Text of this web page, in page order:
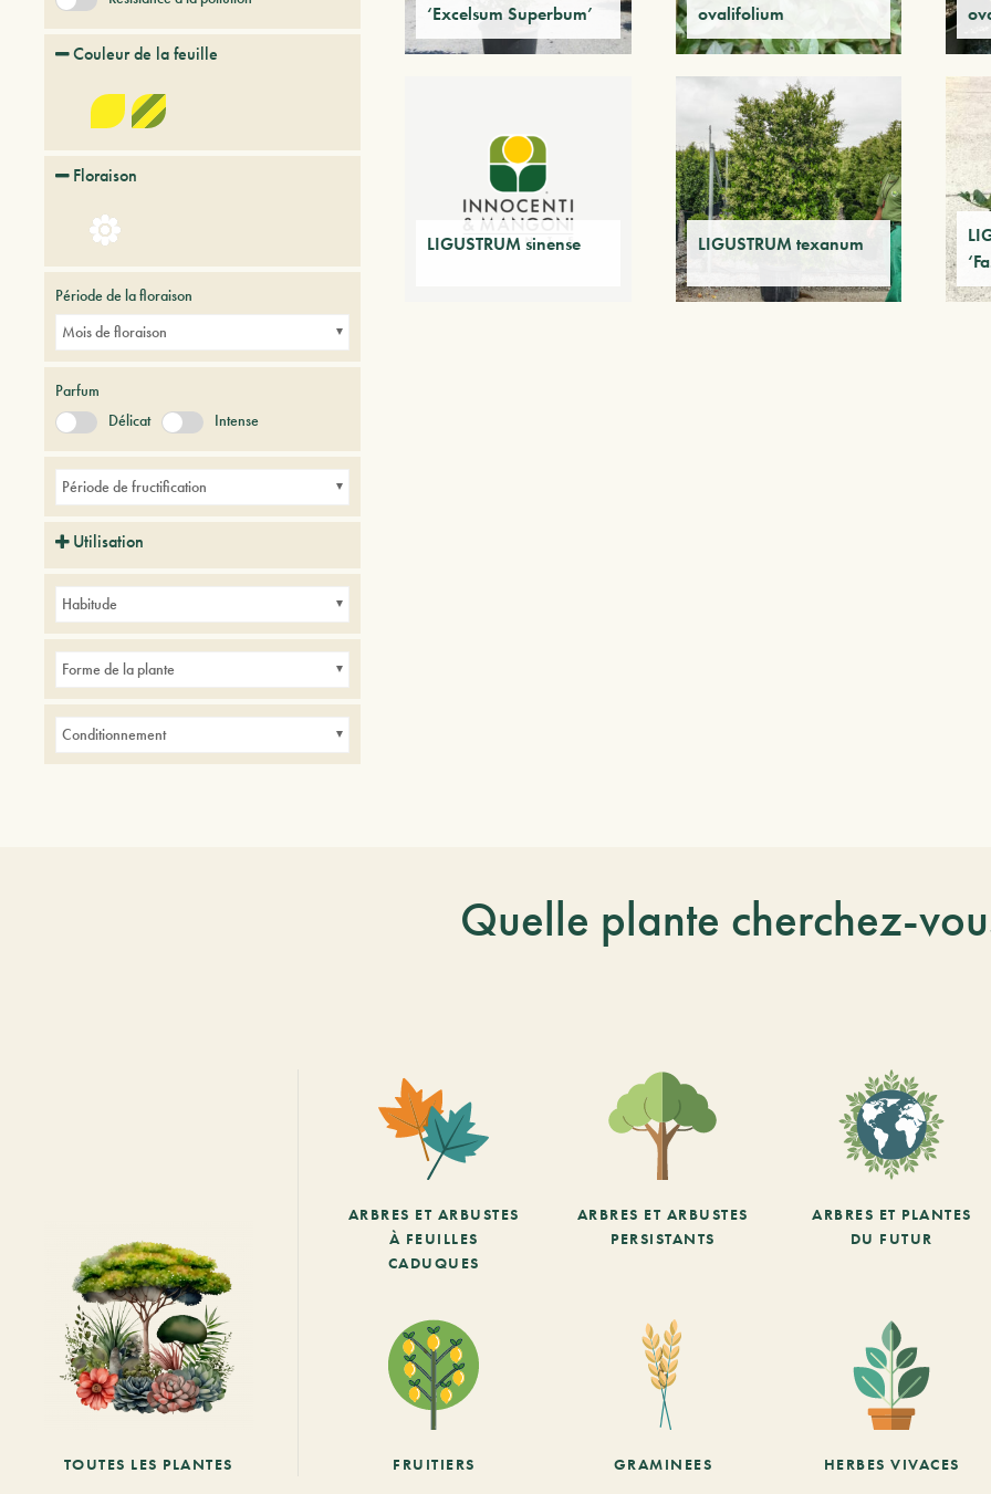
‘Excelsum Superbum’
ovalifolium
LIGUSTRUM sinense LIGUSTRUM texanum
Couleur de la feuille
Floraison
Période de la floraison
Mois de floraison
Parfum
Délicat
Intense
Période de fructification
Utilisation
Habitude
Forme de la plante
Conditionnement
Quelle plante cherchez-
TOUTES LES PLANTES
ARBRES ET ARBUSTES
À FEUILLES
CADUQUES
ARBRES ET ARBUSTES
PERSISTANTS
ARBRES ET PLANTES
DU FUTUR
FRUITIERS GRAMINEES HERBES VIVACES